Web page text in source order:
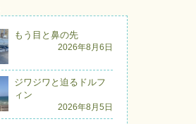
もう目と鼻の先
2026年8月6日
ジワジワと迫るドルフ
ィン
2026年8月5日